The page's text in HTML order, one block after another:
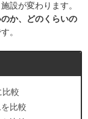
設が変わります。
か、どのくらいの
。
比較
比較